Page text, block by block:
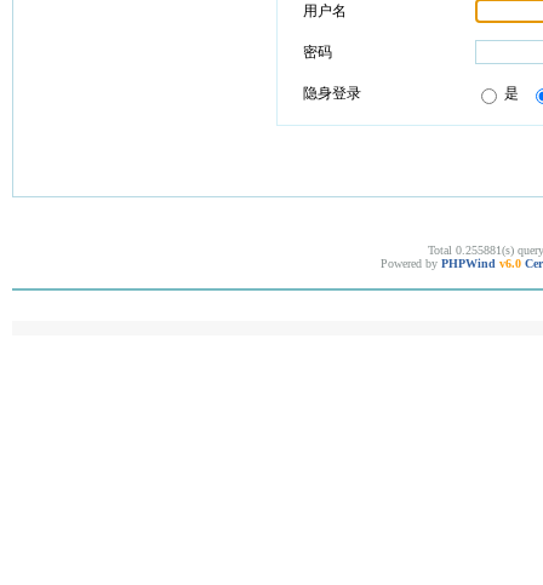
用户名
密码
隐身登录 是
Total 0.255881(s)
Powered by PHPWind v6.0